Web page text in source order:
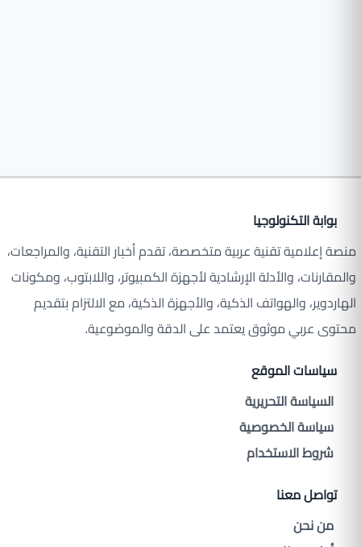
بوابة التكنولوجيا
منصة إعلامية تقنية عربية متخصصة، تقدم أخبار التقنية، والمراجعات،
والمقارنات، والأدلة الإرشادية لأجهزة الكمبيوتر، واللابتوب، ومكونات
الهاردوير، والهواتف الذكية، والأجهزة الذكية، مع الالتزام بتقديم
محتوى عربي موثوق يعتمد على الدقة والموضوعية.
سياسات الموقع
السياسة التحريرية
سياسة الخصوصية
شروط الاستخدام
تواصل معنا
من نحن